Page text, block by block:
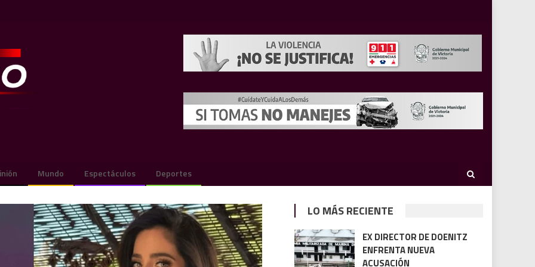
Mundo Espectáculos Deportes
LO MÁS RECIENTE
EX DIRECTOR DE DOENITZ
ENFRENTA NUEVA
ACUSACIÓN